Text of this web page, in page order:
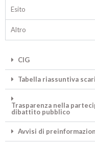
Esito
Altro
CIG
Tabella riassuntiva
Trasparenza nella
dibattito pubblico
Avvisi di